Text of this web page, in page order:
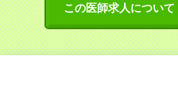
この医師求人について